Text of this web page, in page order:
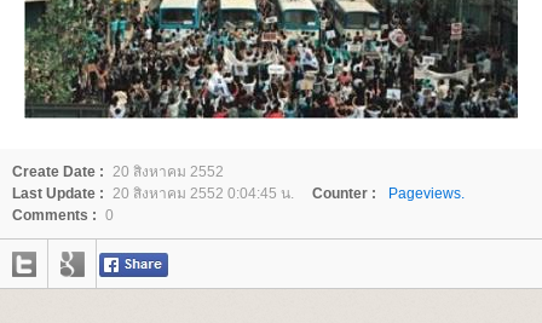
Create Date : 20 สิงหาคม 2552
Last Update : 20 สิงหาคม 2552 0:04:45 น. Counter :
Pageviews.
Comments : 0